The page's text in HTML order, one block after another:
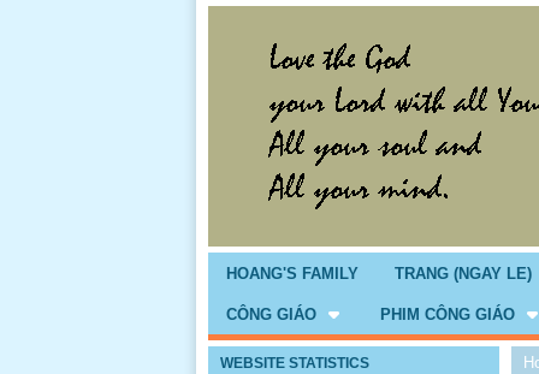
HOANG'S FAMILY TRANG (NGAY LE)
CÔNG GIÁO PHIM CÔNG GIÁO
WEBSITE STATISTICS